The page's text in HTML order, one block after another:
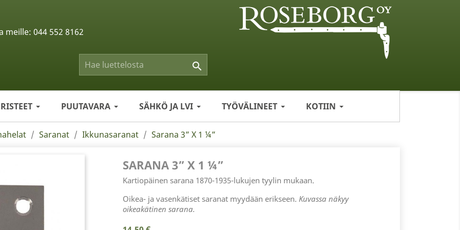

PUUTAVARA SÄHKÖ JA LVI TYÖVÄLINEET KOTIIN
meille: 044 552 8162
Saranat Ikkunasaranat Sarana 3” X 1 ¼”
SARANA 3” X 1 ¼”
Kartiopäinen sarana 1870-1935-lukujen tyylin mukaan.
Oikea- ja vasenkätiset saranat myydään erikseen. Kuvassa näkyy
oikeakätinen sarana.